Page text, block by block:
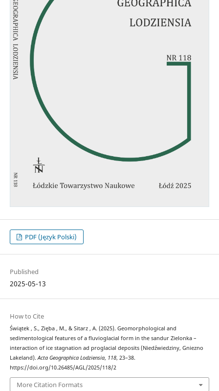
PDF (Język Polski)
Published
2025-05-13
How to Cite
Świątek , S., Zięba , M., & Sitarz , A. (2025). Geomorphological and
sedimentological features of a fluvioglacial form in the sandur Zielonka –
interaction of ice stagnation ad proglacial deposits (Niedźwiedziny, Gniezno
Lakeland). Acta Geographica Lodziensia, 118, 23–38.
https://doi.org/10.26485/AGL/2025/118/2
More Citation Formats